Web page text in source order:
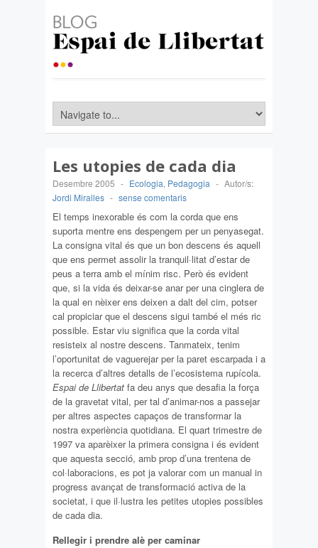
Les utopies de cada dia
Desembre 2005 - Ecologia, Pedagogia - Autor/s:
Jordi Miralles - sense comentaris
El temps inexorable és com la corda que ens
suporta mentre ens despengem per un penyasegat.
La consigna vital és que un bon descens és aquell
que ens permet assolir la tranquil·litat d’estar de
peus a terra amb el mínim risc. Però és evident
que, si la vida és deixar-se anar per una cinglera de
la qual en nèixer ens deixen a dalt del cim, potser
cal propiciar que el descens sigui també el més ric
possible. Estar viu significa que la corda vital
resisteix al nostre descens. Tanmateix, tenim
l’oportunitat de vaguerejar per la paret escarpada i a
la recerca d’altres detalls de l’ecosistema rupícola.
Espai de Llibertat fa deu anys que desafia la força
de la gravetat vital, per tal d’animar-nos a passejar
per altres aspectes capaços de transformar la
nostra experiència quotidiana. El quart trimestre de
1997 va aparèixer la primera consigna i és evident
que aquesta secció, amb prop d’una trentena de
col·laboracions, es pot ja valorar com un manual in
progress avançat de transformació activa de la
societat, i que il·lustra les petites utopies possibles
de cada dia.
Rellegir i prendre alè per caminar